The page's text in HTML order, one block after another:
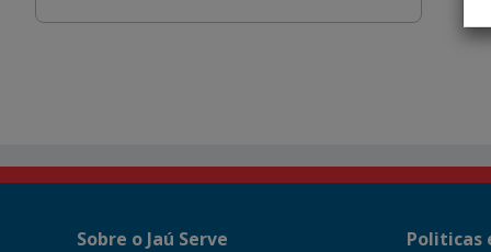
Sobre o Jaú Serve
Politicas